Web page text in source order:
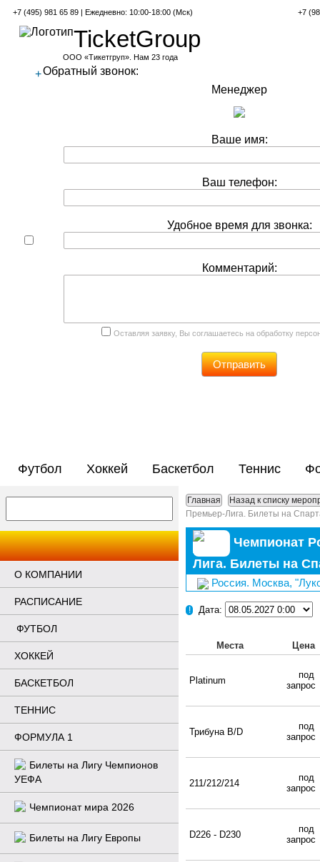
+7 (495) 981 65 89 | Ежедневно: 10:00-18:00 (Мск) +7
TicketGroup
ООО «Тикетгруп». Нам 23 года
+Обратный звонок:
Менеджер
Ваше имя:
Ваш телефон:
Удобное время для звонка:
Комментарий:
Оставляя заявку, Вы соглашаетесь на обработку
Отправить
Футбол Хоккей Баскетбол Теннис
Главная
Назад к списку
Премьер-Лига. Билеты на
Чемпионат
Лига. Билеты на
Россия. Москва,
! Дата:
Места Цена
Platinum
под
Трибуна B/D
под
211/212/214
под
D226 - D230
под
О КОМПАНИИ
РАСПИСАНИЕ
ФУТБОЛ
ХОККЕЙ
БАСКЕТБОЛ
ТЕННИС
ФОРМУЛА 1
Билеты на Лигу Чемпионов
УЕФА
Чемпионат мира 2026
Билеты на Лигу Европы